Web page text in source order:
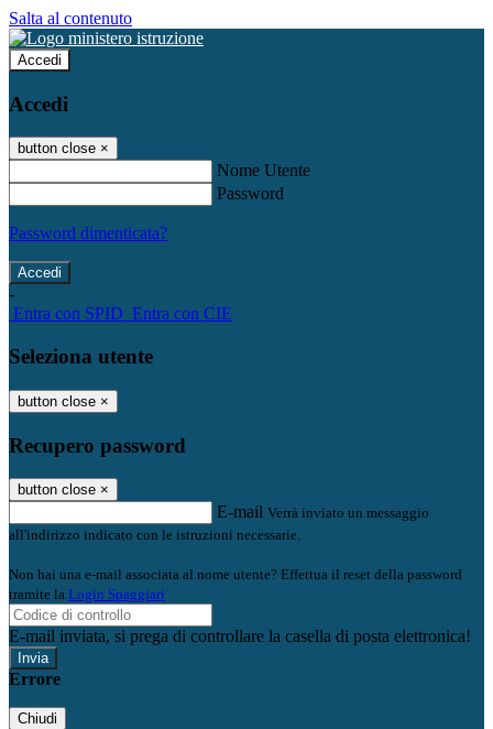
Salta al contenuto
Accedi
Accedi
button close ×
Nome Utente
Password
Password dimenticata?
-
Entra con SPID Entra con CIE
Seleziona utente
button close ×
Recupero password
button close ×
E-mail Verrà inviato un messaggio
all'indirizzo indicato con le istruzioni necessarie.
Non hai una e-mail associata al nome utente? Effettua il reset della password
tramite la Login Spaggiari
E-mail inviata, si prega di controllare la casella di posta elettronica!
Errore
Chiudi